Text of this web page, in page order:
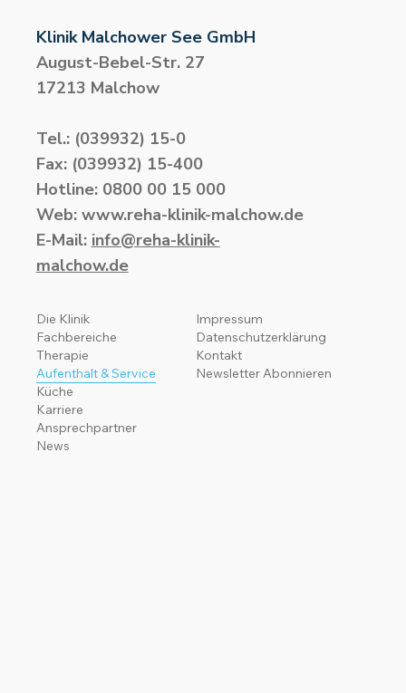
Klinik Malchower See GmbH
August-Bebel-Str. 27
17213 Malchow
Tel.: (039932) 15-0
Fax: (039932) 15-400
Hotline: 0800 00 15 000
Web: www.reha-klinik-malchow.de
E-Mail: info@reha-klinik-
malchow.de
Die Klinik
Fachbereiche
Therapie
Aufenthalt & Service
Küche
Karriere
Ansprechpartner
News
Impressum
Datenschutzerklärung
Kontakt
Newsletter Abonnieren